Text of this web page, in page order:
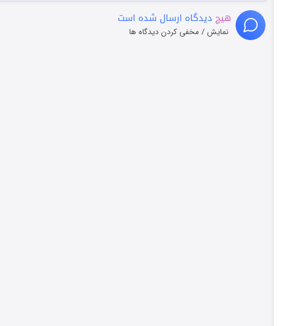
هیچ دیدگاه ارسال شده است
نمایش / مخفی کردن دیدگاه ها